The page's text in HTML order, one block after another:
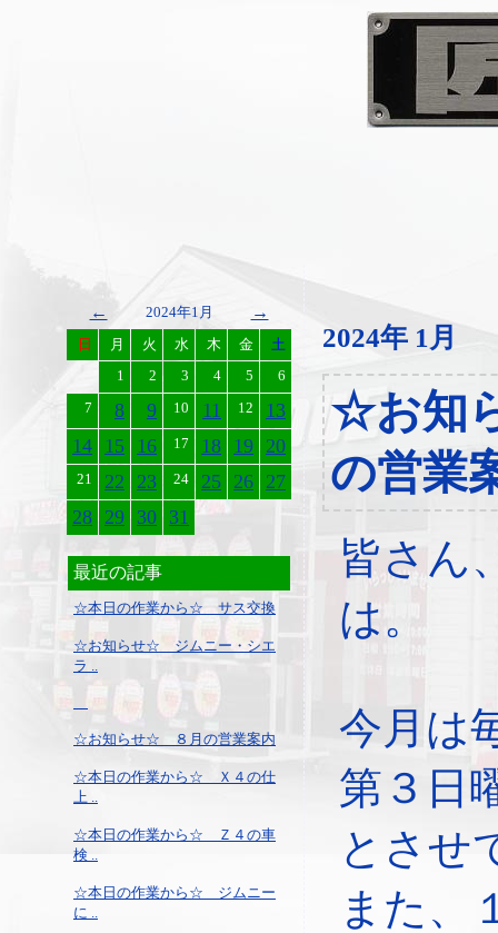
← 2024年1月 →
日 月 火 水 木 金
土
1
2 3 4 5
6
7
8 9 10 11 12
13
14 15 16 17 18 19 20
21 22 23 24 25 26 27
28 29 30 31
最近の記事
☆本日の作業から☆ サス交換
☆お知らせ☆ ジムニー・シエ
ラ ..
☆お知らせ☆ ８月の営業案内
☆本日の作業から☆ Ｘ４の仕
上 ..
☆本日の作業から☆ Ｚ４の車
検 ..
☆本日の作業から☆ ジムニー
に ..
2024年 1月
☆お知
の営業
皆さん
は。
今月は
第３日
とさせ
また、